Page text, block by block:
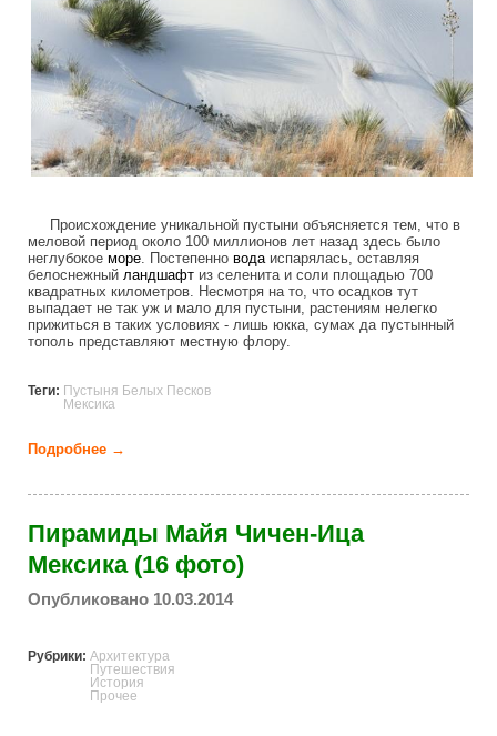
Происхождение уникальной пустыни объясняется тем, что в
меловой период около 100 миллионов лет назад здесь было
неглубокое море. Постепенно водаиспарялась, оставляя
белоснежный ландшафт из селенита и соли площадью 700
квадратных километров. Несмотря на то, что осадков тут
выпадает не так уж и мало для пустыни, растениям нелегко
прижиться в таких условиях - лишь юкка, сумах да пустынный
тополь представляют местную флору.
Теги:
Пустыня Белых Песков
Мексика
Подробнее →
Пирамиды Майя Чичен-Ица
Мексика (16 фото)
Опубликовано 10.03.2014
Рубрики: Архитектура
Путешествия
История
Прочее